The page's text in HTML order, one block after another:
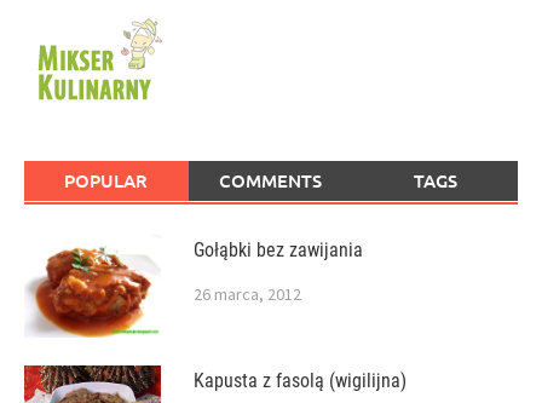
POPULAR COMMENTS TAGS
Gołąbki bez zawijania
26 marca, 2012
Kapusta z fasolą (wigilijna)